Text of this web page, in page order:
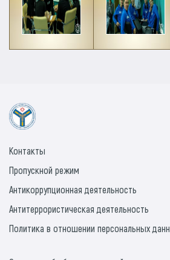
Контакты
Пропускной режим
Антикоррупционная деятельность
Антитеррористическая деятельность
Политика в отношении персональных